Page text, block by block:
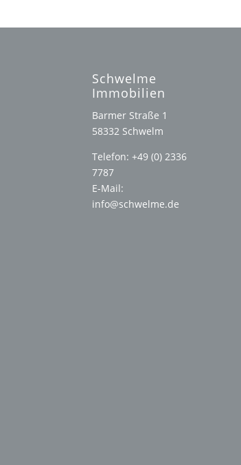
Schwelme
Immobilien
Barmer Straße 1
58332 Schwelm
Telefon: +49 (0) 2336
7787
E-Mail:
info@schwelme.de